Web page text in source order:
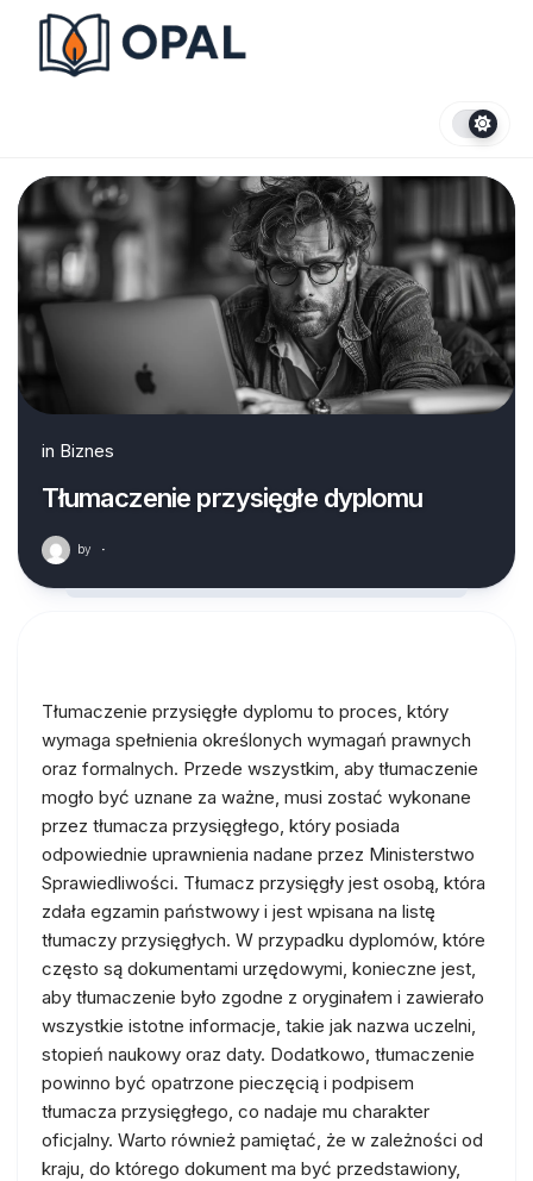
content
in Biznes
Tłumaczenie przysięgłe dyplomu
by ·
Tłumaczenie przysięgłe dyplomu to proces, który
wymaga spełnienia określonych wymagań prawnych
oraz formalnych. Przede wszystkim, aby tłumaczenie
mogło być uznane za ważne, musi zostać wykonane
przez tłumacza przysięgłego, który posiada
odpowiednie uprawnienia nadane przez Ministerstwo
Sprawiedliwości. Tłumacz przysięgły jest osobą, która
zdała egzamin państwowy i jest wpisana na listę
tłumaczy przysięgłych. W przypadku dyplomów, które
często są dokumentami urzędowymi, konieczne jest,
aby tłumaczenie było zgodne z oryginałem i zawierało
wszystkie istotne informacje, takie jak nazwa uczelni,
stopień naukowy oraz daty. Dodatkowo, tłumaczenie
powinno być opatrzone pieczęcią i podpisem
tłumacza przysięgłego, co nadaje mu charakter
oficjalny. Warto również pamiętać, że w zależności od
kraju, do którego dokument ma być przedstawiony,